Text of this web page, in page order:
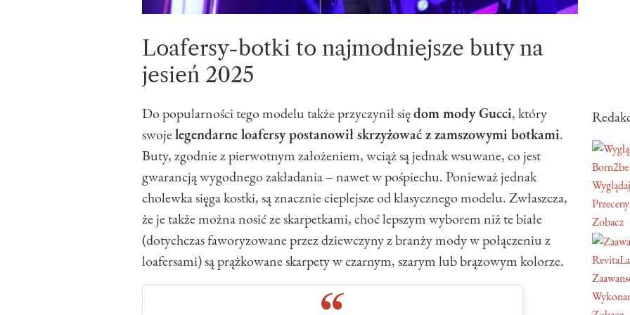
Loafersy-botki to najmodniejsze buty na
jesień 2025
Do popularności tego modelu także przyczynił siędom mody Gucci, który
swojelegendarne loafersy postanowił skrzyżować z zamszowymi botkami.
Buty, zgodnie z pierwotnym założeniem, wciąż są jednak wsuwane, co jest
gwarancją wygodnego zakładania – nawet w pośpiechu. Ponieważ jednak
cholewka sięga kostki, są znacznie cieplejsze od klasycznego modelu. Zwłaszcza,
że je także można nosić ze skarpetkami, choć lepszym wyborem niż te białe
(dotychczas faworyzowane przez dziewczyny z branży mody w połączeniu z
loafersami) są prążkowane skarpety w czarnym, szarym lub brązowym kolorze.
Born2be
Zobacz